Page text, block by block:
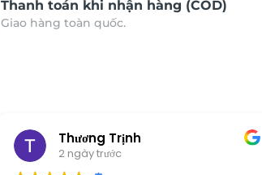
Thanh toán khi nhận hàng (COD)
Giao hàng toàn quốc.
Thương Trịnh
2 ngày trước